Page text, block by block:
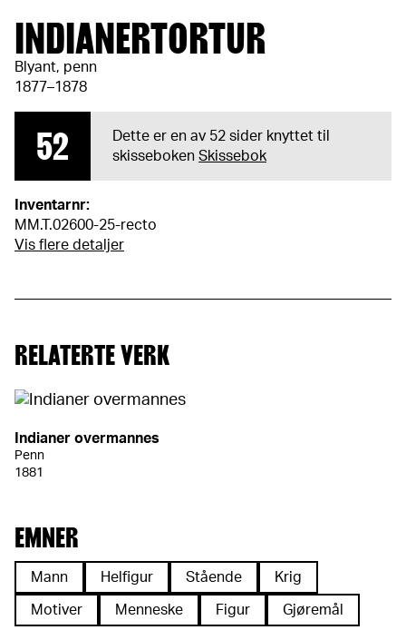
INDIANERTORTUR
Blyant, penn
1877–1878
52
Dette er en av 52 sider knyttet til
skisseboken Skissebok
Inventarnr:
MM.T.02600-25-recto
Vis flere detaljer
RELATERTE VERK
Indianer overmannes
Penn
1881
EMNER
Mann Helfigur Stående Krig
Motiver Menneske Figur Gjøremål